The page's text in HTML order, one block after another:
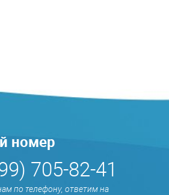
номер
705-82-41
по телефону, ответим на